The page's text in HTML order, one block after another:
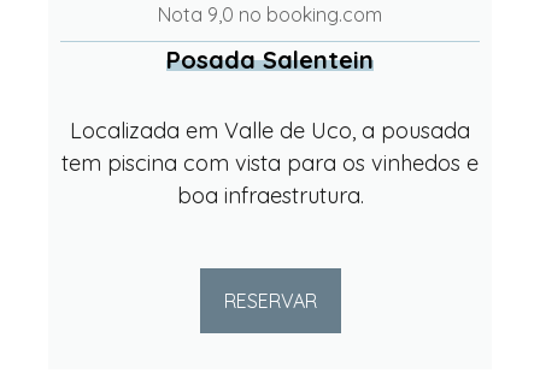
Nota 9,0 no booking.com
Posada Salentein
Localizada em Valle de Uco, a pousada
tem piscina com vista para os vinhedos e
boa infraestrutura.
RESERVAR